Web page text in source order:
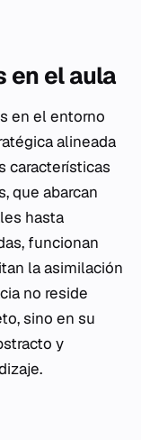
en el aula
en el entorno
alineada
características
que abarcan
hasta
funcionan
la asimilación
no reside
sino en su
y